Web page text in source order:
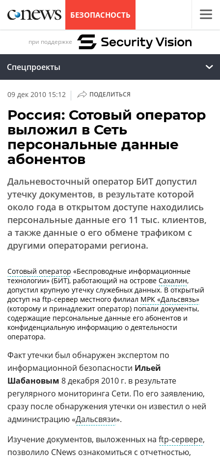
БЕЗОПАСНОСТЬ
при поддержке
Спецпроекты
09 дек 2010 15:12 | ПОДЕЛИТЬСЯ
Россия: Сотовый оператор
выложил в Сеть
персональные данные
абонентов
Дальневосточный оператор БИТ допустил
утечку документов, в результате которой
около года в открытом доступе находились
персональные данные его 11 тыс. клиентов,
а также данные о его обмене трафиком с
другими операторами региона.
Сотовый оператор «Беспроводные информационные
технологии» (БИТ), работающий на острове Сахалин,
допустил крупную утечку служебных данных. В открытый
доступ на ftp-сервер местного филиал МРК «Дальсвязь»
(которому и принадлежит оператор) попали документы,
содержащие персональные данные его абонентов и
конфиденциальную информацию о деятельности
оператора.
Факт утечки был обнаружен экспертом по
информационной безопасности Ильей
Шабановым 8 декабря 2010 г. в результате
регулярного мониторинга Сети. По его заявлению,
сразу после обнаружения утечки он известил о ней
администрацию «Дальсвязи».
Изучение документов, выложенных на ftp-сервере,
позволило CNews ознакомиться с отчетностью,